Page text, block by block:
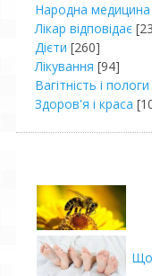
Народна медицина
Лікар відповідає
Дієти [260]
Лікування [94]
Вагітність і пологи
Здоров'я і краса
Що